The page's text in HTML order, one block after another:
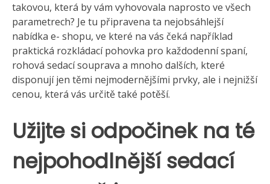
takovou, která by vám vyhovovala naprosto ve všech
parametrech? Je tu připravena ta nejobsáhlejší
nabídka e- shopu, ve které na vás čeká například
praktická rozkládací pohovka pro každodenní spaní,
rohová sedací souprava a mnoho dalších, které
disponují jen těmi nejmodernějšími prvky, ale i nejnižší
cenou, která vás určitě také potěší.
Užijte si odpočinek na té
nejpohodlnější sedací